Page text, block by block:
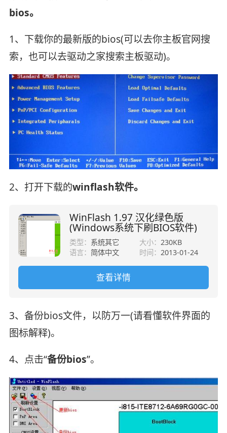
bios。
1、下载你的最新版的bios(可以去你主板官网搜
索，也可以去驱动之家搜索主板驱动)。
2、打开下载的winflash软件。
WinFlash 1.97 汉化绿色版
(Windows系统下刷BIOS软件)
类型： 系统其它 大小： 230KB
语言： 简体中文 时间： 2013-01-24
查看详情
3、备份bios文件，以防万一(请看懂软件界面的
图标解释)。
4、点击“备份bios”。